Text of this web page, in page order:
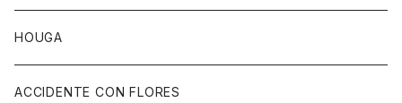
HOUGA
ACCIDENTE CON FLORES